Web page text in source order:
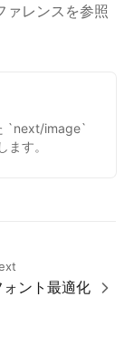
レンスを参照
`next/image`
す。
ォント最適化